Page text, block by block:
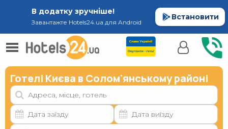
В додатку зручніше!
Завантажте Hotels24.ua для Android
Встановити
Готелі Києва в Солом'янському районі